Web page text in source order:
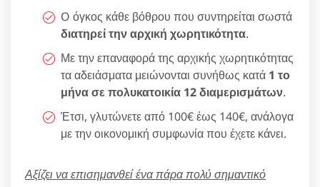
O όγκος κάθε βόθρου που συντηρείται σωστά
διατηρεί την αρχική χωρητικότητα.
Με την επαναφορά της αρχικής χωρητικότητας
τα αδειάσματα μειώνονται συνήθως κατά 1 το
μήνα σε πολυκατοικία 12 διαμερισμάτων.
Έτσι, γλυτώνετε από 100€ έως 140€, ανάλογα
με την οικονομική συμφωνία που έχετε κάνει.
Αξίζει να επισημανθεί ένα πάρα πολύ σημαντικό